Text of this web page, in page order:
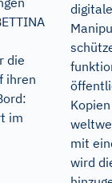
die
ihren
im
mit
wird